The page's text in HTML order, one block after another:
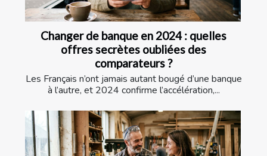
Changer de banque en 2024 : quelles
offres secrètes oubliées des
comparateurs ?
Les Français n’ont jamais autant bougé d’une banque
à l’autre, et 2024 confirme l’accélération,...